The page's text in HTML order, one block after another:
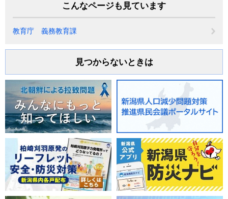
こんなページも見ています
教育庁 義務教育課
見つからないときは